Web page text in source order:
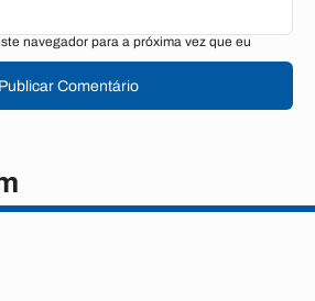
navegador para a próxima vez que eu
Publicar Comentário